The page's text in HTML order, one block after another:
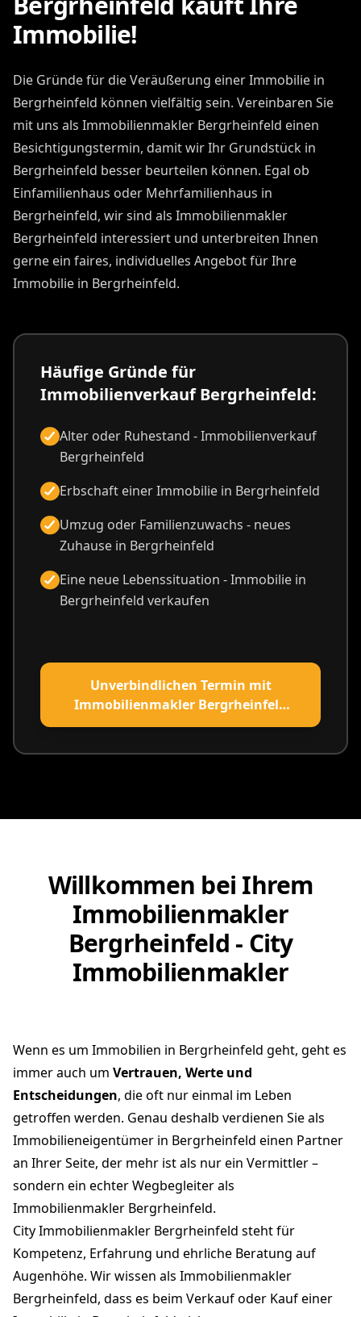
Immobilie!
Die Gründe für die Veräußerung einer Immobilie in
Bergrheinfeld können vielfältig sein. Vereinbaren Sie
mit uns als Immobilienmakler Bergrheinfeld einen
Besichtigungstermin, damit wir Ihr Grundstück in
Bergrheinfeld besser beurteilen können. Egal ob
Einfamilienhaus oder Mehrfamilienhaus in
Bergrheinfeld, wir sind als Immobilienmakler
Bergrheinfeld interessiert und unterbreiten Ihnen
gerne ein faires, individuelles Angebot für Ihre
Immobilie in Bergrheinfeld.
Häufige Gründe für
Immobilienverkauf Bergrheinfeld:
Alter oder Ruhestand - Immobilienverkauf
Bergrheinfeld
Erbschaft einer Immobilie in Bergrheinfeld
Umzug oder Familienzuwachs - neues
Zuhause in Bergrheinfeld
Eine neue Lebenssituation - Immobilie in
Bergrheinfeld verkaufen
Unverbindlichen Termin mit
Immobilienmakler Bergrheinfeld
vereinbaren
Willkommen bei Ihrem
Immobilienmakler
Bergrheinfeld - City
Immobilienmakler
Wenn es um Immobilien in Bergrheinfeld geht, geht es
immer auch um Vertrauen, Werte und
Entscheidungen, die oft nur einmal im Leben
getroffen werden. Genau deshalb verdienen Sie als
Immobilieneigentümer in Bergrheinfeld einen Partner
an Ihrer Seite, der mehr ist als nur ein Vermittler –
sondern ein echter Wegbegleiter als
Immobilienmakler Bergrheinfeld.
City Immobilienmakler Bergrheinfeld steht für
Kompetenz, Erfahrung und ehrliche Beratung auf
Augenhöhe. Wir wissen als Immobilienmakler
Bergrheinfeld, dass es beim Verkauf oder Kauf einer